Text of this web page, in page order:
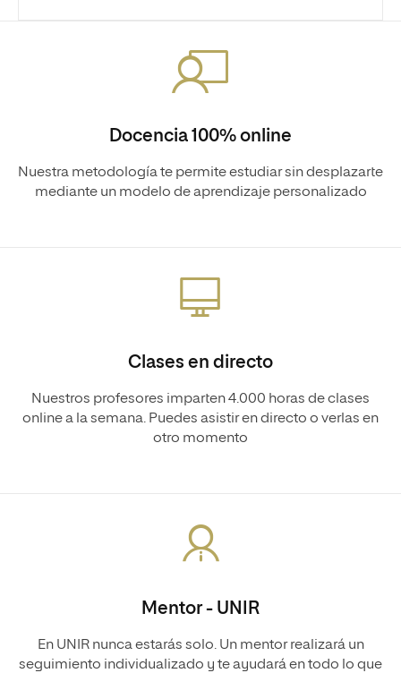
Docencia 100% online
Nuestra metodología te permite estudiar sin desplazarte
mediante un modelo de aprendizaje personalizado
Clases en directo
Nuestros profesores imparten 4.000 horas de clases
online a la semana. Puedes asistir en directo o verlas en
otro momento
Mentor - UNIR
En UNIR nunca estarás solo. Un mentor realizará un
seguimiento individualizado y te ayudará en todo lo que